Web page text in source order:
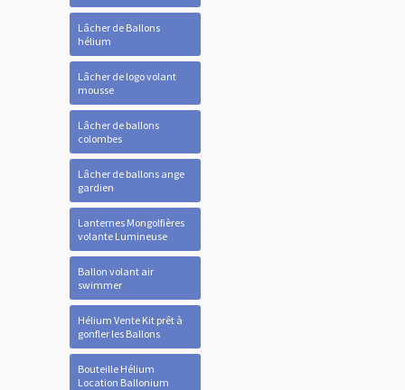
Lâcher de Ballons
hélium
Lâcher de logo volant
mousse
Lâcher de ballons
colombes
Lâcher de ballons ange
gardien
Lanternes Mongolfières
volante Lumineuse
Ballon volant air
swimmer
Hélium Vente Kit prêt à
gonfler les Ballons
Bouteille Hélium
Location Ballonium